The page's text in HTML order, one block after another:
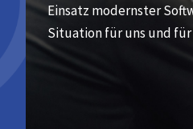
Einsatz modernster
Situation für uns und für